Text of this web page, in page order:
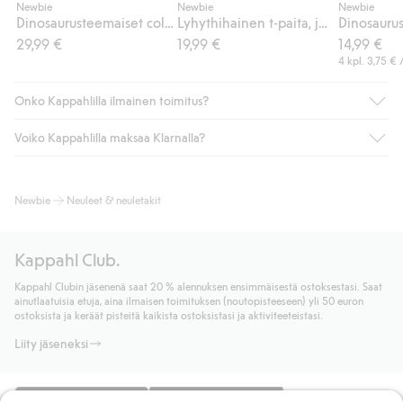
Newbie
29,99 €
Newbie
19,99 €
Newbie
14,99 €
4 kpl. 3,75 €
Onko Kappahlilla ilmainen toimitus?
Jos olet Kappahl Clubin jäsen, saat aina ilmaisen toimituksen
kotiinkuljetusta). Toimituskulut poistuvat automaattisesti, kun
noutopisteeseen tai pakettiautomaattiin ja PostNordin
kotiinkuljetuksella 6,99 €, riippumatta ostosummasta.
Lue lisää
Voiko Kappahlilla maksaa Klarnalla?
maksutavat, kuten laskun, sekä muita maksuvaihtoehtoja.
Lisätietoja Klarnan maksuehdoista
Lue lisää
Newbie Neuleet & neuletakit
Kappahl Club.
Kappahl Clubin jäsenenä saat 20 % alennuksen ensimmäisestä ostoksestasi. Saat
ainutlaatuisia etuja, aina ilmaisen toimituksen (noutopisteeseen) yli 50 euron
ostoksista ja keräät pisteitä kaikista ostoksistasi ja aktiviteeteistasi.
Liity jäseneksi